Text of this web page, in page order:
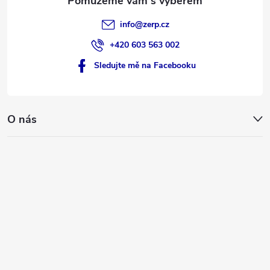
info@zerp.cz
+420 603 563 002
Sledujte mě na Facebooku
O nás